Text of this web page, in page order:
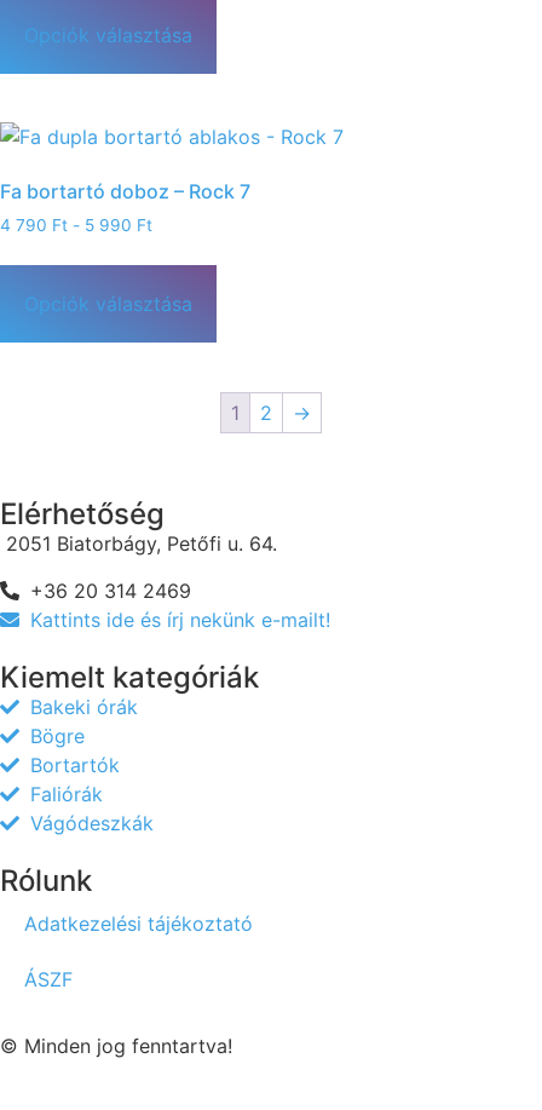
Opciók választása
Fa bortartó doboz – Rock 7
4 790 Ft - 5 990 Ft
Opciók választása
1 2 →
Elérhetőség
2051 Biatorbágy, Petőfi u. 64.
+36 20 314 2469
Kattints ide és írj nekünk e-mailt!
Kiemelt kategóriák
Bakeki órák
Bögre
Bortartók
Faliórák
Vágódeszkák
Rólunk
Adatkezelési tájékoztató
ÁSZF
© Minden jog fenntartva!